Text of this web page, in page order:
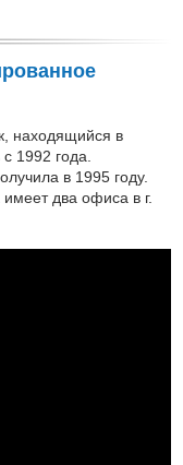
находящийся в
1992 года.
в 1995 году.
два офиса в г.